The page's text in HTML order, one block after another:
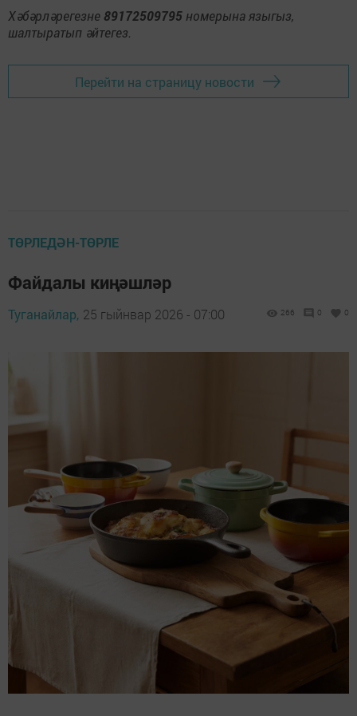
Хәбәрләрегезне 89172509795 номерына языгыз,
шалтыратып әйтегез.
Перейти на страницу новости
ТӨРЛЕДӘН-ТӨРЛЕ
Файдалы киңәшләр
Туганайлар, 25 гыйнвар 2026 - 07:00 266 0 0